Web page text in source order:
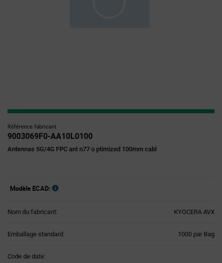
Référence fabricant
9003069F0-AA10L0100
Antennas 5G/4G FPC ant n77 o ptimized 100mm cabl
Modèle ECAD:
Nom du fabricant: KYOCERA AVX
Emballage standard: 1000 par Bag
Code de date: